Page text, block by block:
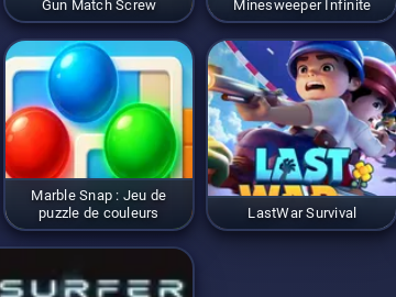
Gun Match Screw Minesweeper Infinite
Marble Snap : Jeu de
puzzle de couleurs
LastWar Survival